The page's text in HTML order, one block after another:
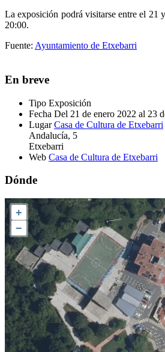
La exposición podrá visitarse entre el 21
20:00.
Fuente: Ayuntamiento de Etxebarri
En breve
Tipo Exposición
Fecha Del 21 de enero 2022 al 23
Lugar Casa de Cultura de Etxebarri
Andalucía, 5
Etxebarri
Web Casa de Cultura de Etxebarri
Dónde
+
−